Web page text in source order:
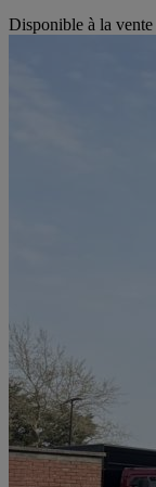
Disponible à la vente